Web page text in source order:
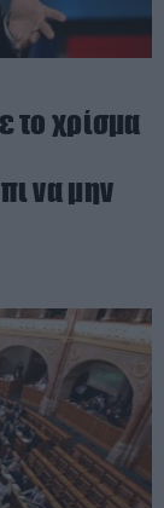
το χρίσμα
να μην